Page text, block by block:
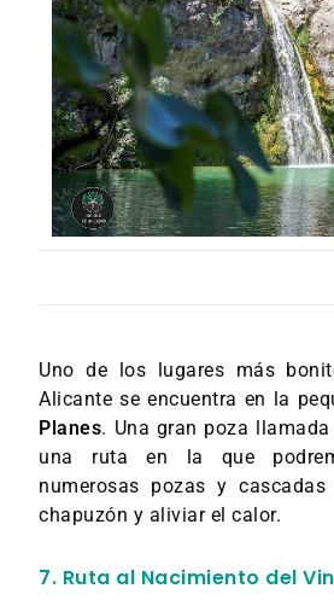
Uno de los lugares más
Alicante se encuentra en la
Planes. Una gran poza
una ruta en la que
numerosas pozas y
chapuzón y aliviar el calor.
7. Ruta al Nacimiento del